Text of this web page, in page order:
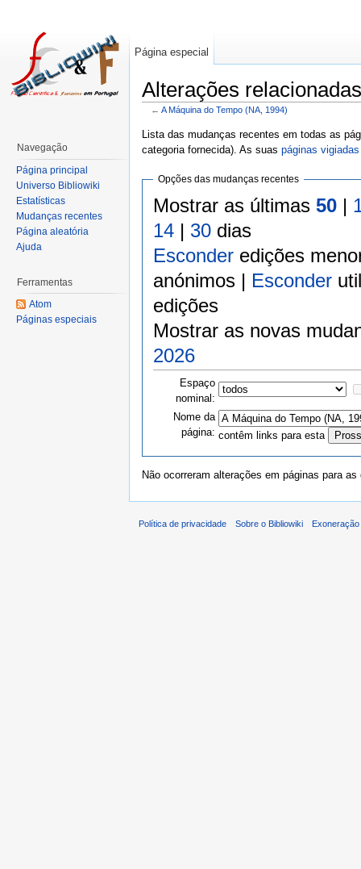
Alterações
← A Máquina do Tempo (NA, 1994)
Lista das mudanças recentes em todas as
categoria fornecida). As suas páginas vigiadas
Opções das mudanças recentes
Mostrar as últimas 50|
14| 30dias
Esconderedições
anónimos | Esconder
edições
Mostrar as novas
2026
Espaço
nominal:
Nome da
página: contêm links para esta
Não ocorreram alterações em páginas para
Página especial
Navegação
Página principal
Universo Bibliowiki
Estatísticas
Mudanças recentes
Página aleatória
Ajuda
Ferramentas
Atom
Páginas especiais
Política de privacidade Sobre o Bibliowiki